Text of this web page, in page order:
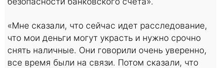
«Мне сказали, что сейчас идет расследование,
что мои деньги могут украсть и нужно срочно
снять наличные. Они говорили очень уверенно,
все время были на связи. Потом сказали, что